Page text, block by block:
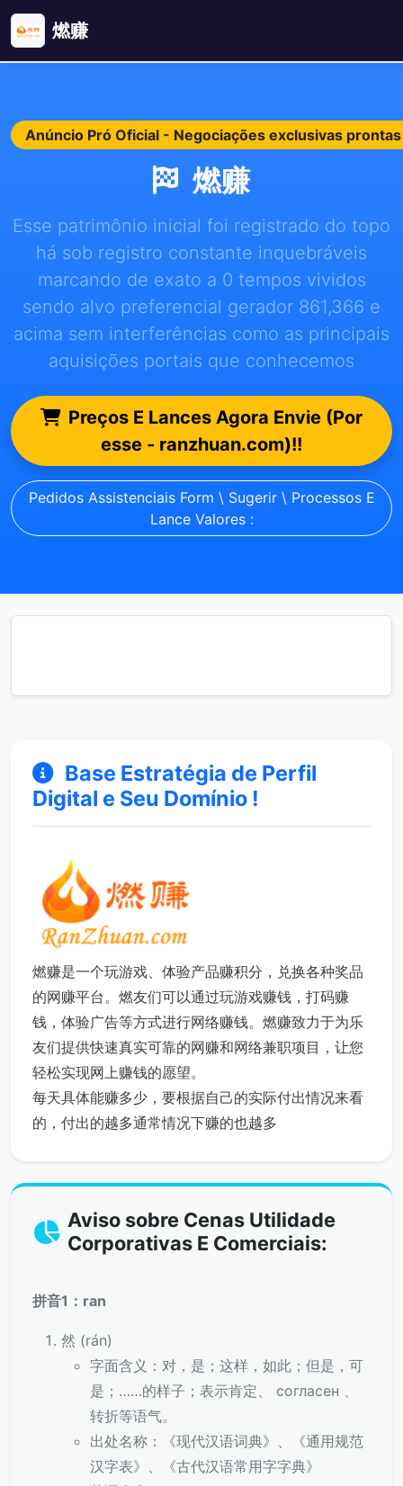
燃赚
Anúncio Pró Oficial - Negociações exclusivas
燃赚
Esse patrimônio inicial foi registrado do topo
há sob registro constante inquebráveis
marcando de exato a 0 tempos vividos
sendo alvo preferencial gerador 861,366 e
acima sem interferências como as principais
aquisições portais que conhecemos
Preços E Lances Agora Envie (Por
esse - ranzhuan.com)!!
Pedidos Assistenciais Form \ Sugerir \ Processos E
Lance Valores :
Base Estratégia de Perfil
Digital e Seu Domínio !
燃赚是一个玩游戏、体验产品赚积分，兑换各种奖品
的网赚平台。燃友们可以通过玩游戏赚钱，打码赚
钱，体验广告等方式进行网络赚钱。燃赚致力于为乐
友们提供快速真实可靠的网赚和网络兼职项目，让您
轻松实现网上赚钱的愿望。
每天具体能赚多少，要根据自己的实际付出情况来看
的，付出的越多通常情况下赚的也越多
Aviso sobre Cenas Utilidade
Corporativas E Comerciais:
拼音1：ran
然 (rán)
字面含义：对，是；这样，如此；但是，可
是；……的样子；表示肯定、 согласен 、
转折等语气。
出处名称：《现代汉语词典》、《通用规范
汉字表》、《古代汉语常用字字典》